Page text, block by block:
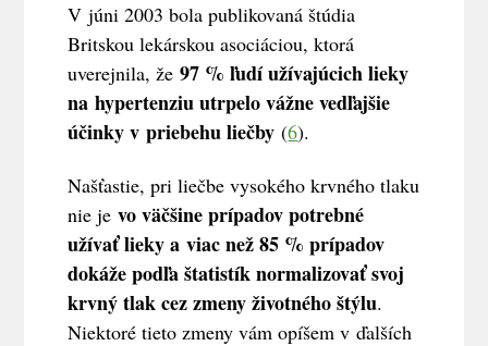
V júni 2003 bola publikovaná štúdia
Britskou lekárskou asociáciou, ktorá
uverejnila, že97 % ľudí užívajúcich lieky
na hypertenziu utrpelo vážne vedľajšie
účinky v priebehu liečby(6).
Našťastie, pri liečbe vysokého krvného tlaku
nie jevo väčšine prípadov potrebné
užívať lieky a viac než 85 % prípadov
dokáže podľa štatistík normalizovať svoj
krvný tlak cez zmeny životného štýlu.
Niektoré tieto zmeny vám opíšem v ďalších